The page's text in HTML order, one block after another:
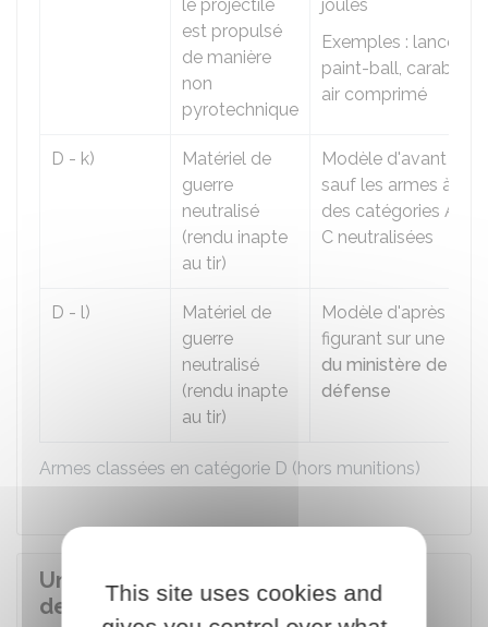
Armes classées en catégorie D (hors munitions)
le projectile
est propulsé
de manière
non
pyrotechnique
joules
Exemples : lanceur
paint-ball, carabine à
air comprimé
D - k)
Matériel de
guerre
neutralisé
(rendu inapte
au tir)
Modèle d'avant
sauf les armes à feu
des catégories A, B
C neutralisées
D - l)
Matériel de
guerre
neutralisé
(rendu inapte
au tir)
Modèle d'après
figurant sur une
du ministère de la
défense
Un mineur peut-il acheter une arme
de catégorie D ?
This site uses cookies and